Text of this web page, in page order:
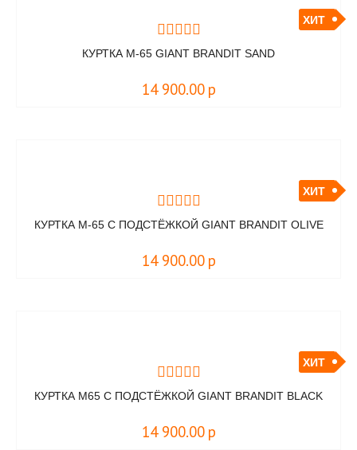
ХИТ
КУРТКА M-65 GIANT BRANDIT SAND
14 900.00 р
ХИТ
КУРТКА M-65 C ПОДСТЁЖКОЙ GIANT BRANDIT OLIVE
14 900.00 р
ХИТ
КУРТКА M65 С ПОДСТЁЖКОЙ GIANT BRANDIT BLACK
14 900.00 р